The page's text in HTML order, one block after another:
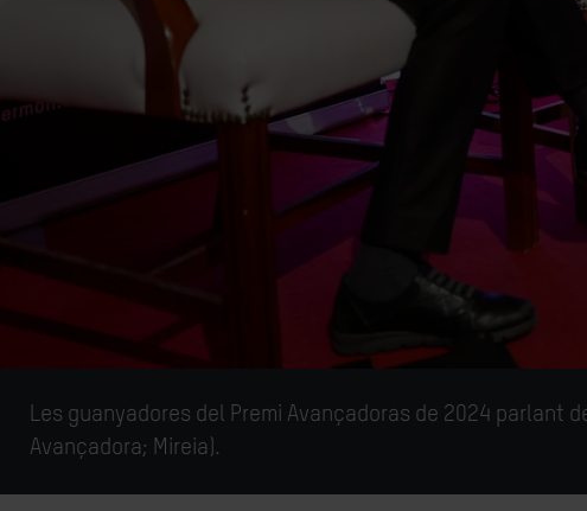
Les guanyadores del Premi Avançadoras de 2024 parlant
Avançadora; Mireia).